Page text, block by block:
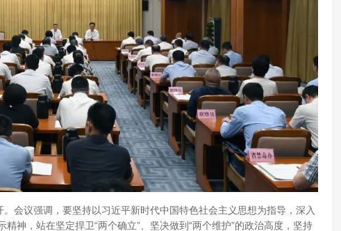
。会议强调，要坚持以习近平新时代中国特色社会主义思想为指导，深入
神，站在坚定捍卫“两个确立”、坚决做到“两个维护”的政治高度，坚持